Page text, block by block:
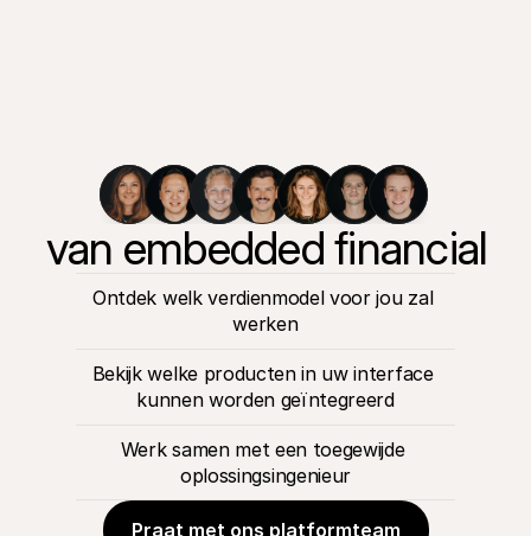
van embedded financial
Ontdek welk verdienmodel voor jou zal
werken
Bekijk welke producten in uw interface
kunnen worden geïntegreerd
Werk samen met een toegewijde
oplossingsingenieur
Praat met ons platformteam